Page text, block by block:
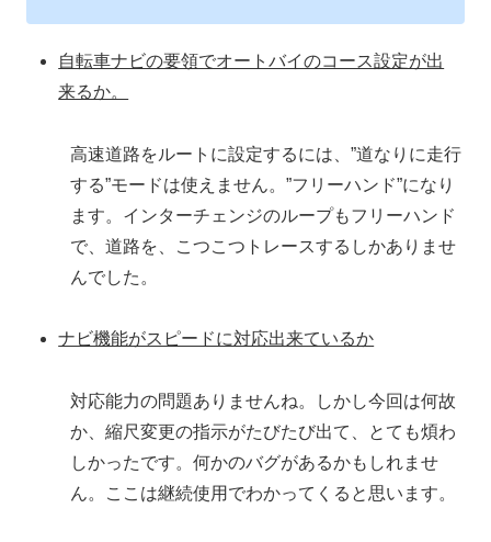
自転車ナビの要領でオートバイのコース設定が出
来るか。
高速道路をルートに設定するには、”道なりに走行
する”モードは使えません。”フリーハンド”になり
ます。インターチェンジのループもフリーハンド
で、道路を、こつこつトレースするしかありませ
んでした。
ナビ機能がスピードに対応出来ているか
対応能力の問題ありませんね。しかし今回は何故
か、縮尺変更の指示がたびたび出て、とても煩わ
しかったです。何かのバグがあるかもしれませ
ん。ここは継続使用でわかってくると思います。